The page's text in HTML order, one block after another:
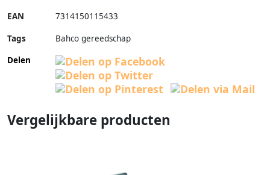
EAN 7314150115433
Tags
Bahco gereedschap
Delen
Vergelijkbare producten